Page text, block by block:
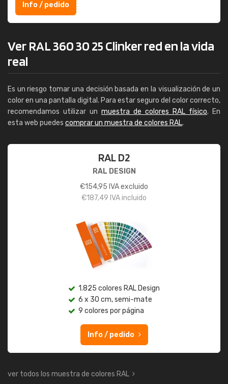
Info / pedido
Ver RAL 360 30 25 Clinker red en la vida
real
Es un riesgo tomar una decisión basada en la visualización de un
color en una pantalla digital. Para estar seguro del color correcto,
recomendamos utilizar un muestra de colores RAL físico. En
esta web puedes comprar un muestra de colores RAL.
RAL D2
RAL DESIGN
€154,95 IVA excluido
€187,49 IVA incluido
1.825 colores RAL Design
6 x 30 cm, semi-mate
9 colores por página
Info / pedido
ver todos los muestra de colores RAL